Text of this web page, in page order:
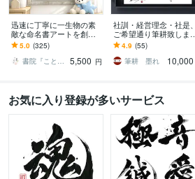
迅速に丁寧に一生物の素
敵な命名書アートを創作
します 一筆一筆に心を込
めた手書き毛筆の魅力を
お子様のお誕生の記念に
5.0 (325)
書院『ことのは』
5,500 円
社訓・経営理念・社是、
ご希望通り筆耕致します
◇オフィスに印象強く心
に響く手書きの筆文字は
いかがですか？
4.9 (55)
筆耕 墨れ
10,000
お気に入り登録が多いサービス